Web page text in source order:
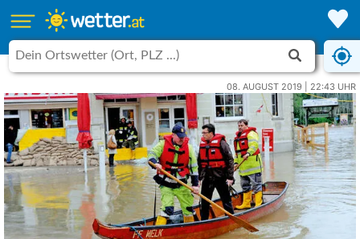
08. AUGUST 2019 | 22:43 UHR